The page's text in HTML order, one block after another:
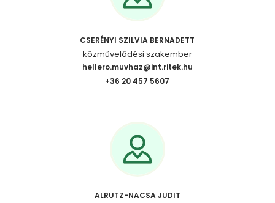
CSERÉNYI SZILVIA BERNADETT
közművelődési szakember
hellero.muvhaz@int.ritek.hu
+36 20 457 5607
ALRUTZ-NACSA JUDIT